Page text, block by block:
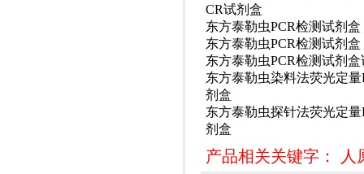
CR试剂盒
东方泰勒虫PCR检测试剂盒
东方泰勒虫PCR检测试剂盒
东方泰勒虫PCR检测试剂
东方泰勒虫染料法荧光定量
剂盒
东方泰勒虫探针法荧光定量
剂盒
产品相关关键字： 人